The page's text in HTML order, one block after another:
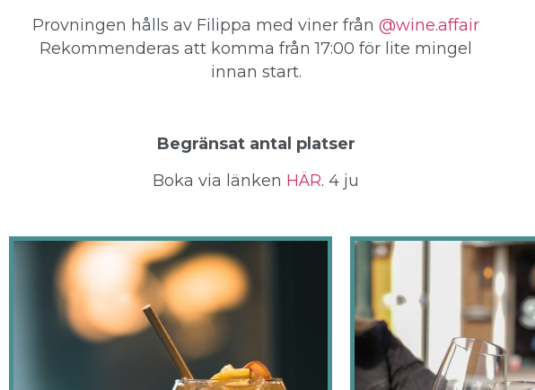
Provningen hålls av Filippa med viner från @wine.affair
Rekommenderas att komma från 17:00 för lite mingel
innan start.
Begränsat antal platser
Boka via länken HÄR. 4 ju